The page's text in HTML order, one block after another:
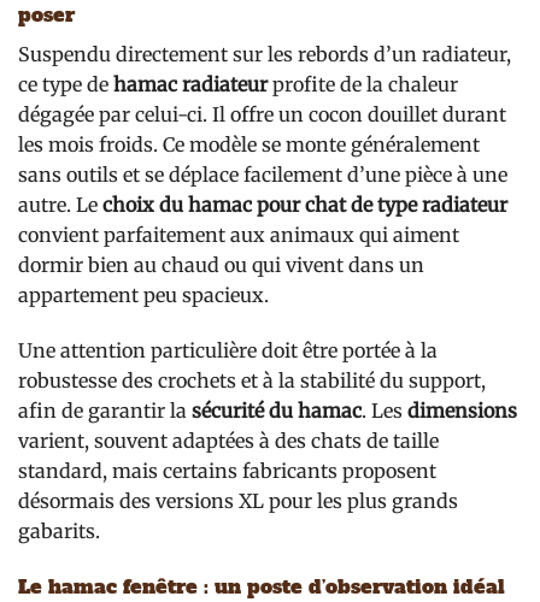
poser
Suspendu directement sur les rebords d’un radiateur,
ce type de hamac radiateurprofite de la chaleur
dégagée par celui-ci. Il offre un cocon douillet durant
les mois froids. Ce modèle se monte généralement
sans outils et se déplace facilement d’une pièce à une
autre. Le choix du hamac pour chat de type radiateur
convient parfaitement aux animaux qui aiment
dormir bien au chaud ou qui vivent dans un
appartement peu spacieux.
Une attention particulière doit être portée à la
robustesse des crochets et à la stabilité du support,
afin de garantir la sécurité du hamac. Les dimensions
varient, souvent adaptées à des chats de taille
standard, mais certains fabricants proposent
désormais des versions XL pour les plus grands
gabarits.
Le hamac fenêtre : un poste d’observation idéal